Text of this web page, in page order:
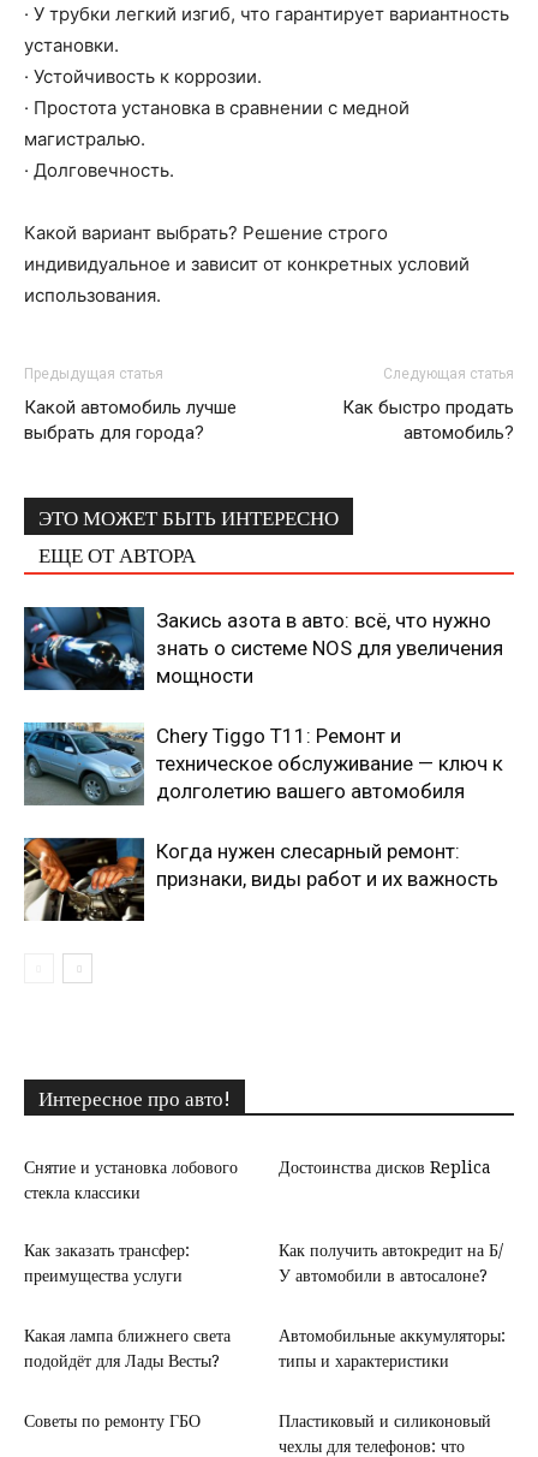
· У трубки легкий изгиб, что гарантирует вариантность
установки.
· Устойчивость к коррозии.
· Простота установка в сравнении с медной
магистралью.
· Долговечность.
Какой вариант выбрать? Решение строго
индивидуальное и зависит от конкретных условий
использования.
Предыдущая статья
Какой автомобиль лучше
выбрать для города?
Следующая статья
Как быстро продать
автомобиль?
ЭТО МОЖЕТ БЫТЬ ИНТЕРЕСНО
ЕЩЕ ОТ АВТОРА
Закись азота в авто: всё, что нужно
знать о системе NOS для увеличения
мощности
Chery Tiggo T11: Ремонт и
техническое обслуживание — ключ к
долголетию вашего автомобиля
Когда нужен слесарный ремонт:
признаки, виды работ и их важность
Интересное про авто!
Снятие и установка лобового
стекла классики
Достоинства дисков Replica
Как заказать трансфер:
преимущества услуги
Как получить автокредит на Б/
У автомобили в автосалоне?
Какая лампа ближнего света
подойдёт для Лады Весты?
Автомобильные аккумуляторы:
типы и характеристики
Советы по ремонту ГБО
Пластиковый и силиконовый
чехлы для телефонов: что